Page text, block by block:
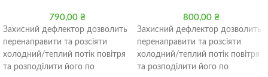
790,00 ₴
Захисний дефлектор дозволить
перенаправити та розсіяти
холодний/теплий потік повітря
та розподілити його по
800,00 ₴
Захисний дефлектор дозволить
перенаправити та розсіяти
холодний/теплий потік повітря
та розподілити його по